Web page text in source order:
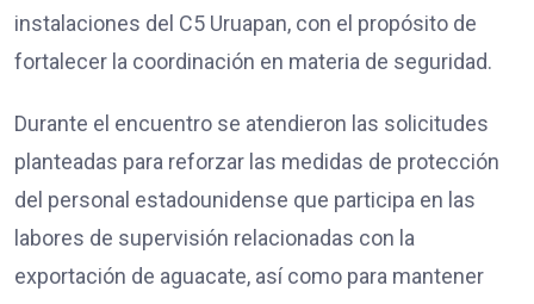
instalaciones del C5 Uruapan, con el propósito de
fortalecer la coordinación en materia de seguridad.
Durante el encuentro se atendieron las solicitudes
planteadas para reforzar las medidas de protección
del personal estadounidense que participa en las
labores de supervisión relacionadas con la
exportación de aguacate, así como para mantener